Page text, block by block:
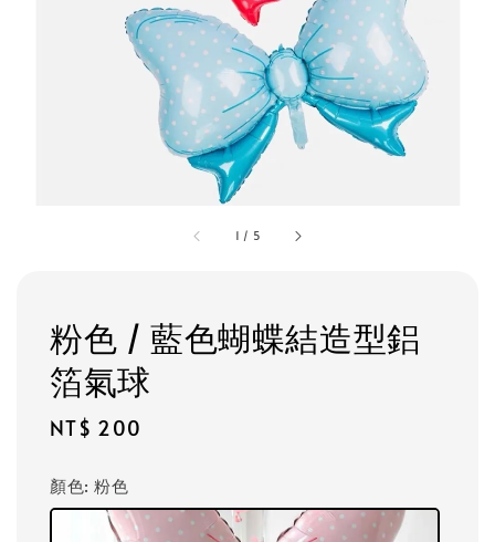
1 / 5
粉色 / 藍色蝴蝶結造型鋁
箔氣球
Regular
NT$ 200
顏色: 粉色